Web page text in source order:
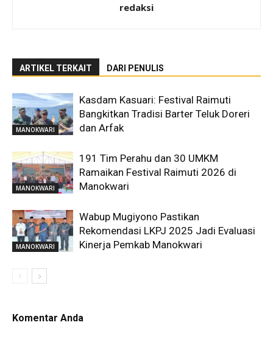
redaksi
ARTIKEL TERKAIT DARI PENULIS
MANOKWARI
Kasdam Kasuari: Festival Raimuti
Bangkitkan Tradisi Barter Teluk Doreri
dan Arfak
MANOKWARI
191 Tim Perahu dan 30 UMKM
Ramaikan Festival Raimuti 2026 di
Manokwari
MANOKWARI
Wabup Mugiyono Pastikan
Rekomendasi LKPJ 2025 Jadi Evaluasi
Kinerja Pemkab Manokwari
Komentar Anda